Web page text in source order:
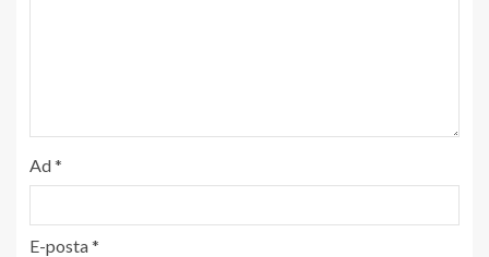
Ad*
E-posta*